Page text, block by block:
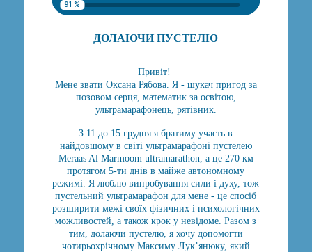
91 %
ДОЛАЮЧИ ПУСТЕЛЮ
Привіт!
Мене звати Оксана Рябова. Я - шукач пригод за
позовом серця, математик за освітою,
ультрамарафонець, рятівник.
З 11 до 15 грудня я братиму участь в
найдовшому в світі ультрамарафоні пустелею
Meraas Al Marmoom ultramarathon, а це 270 км
протягом 5-ти днів в майже автономному
режимі. Я люблю випробування сили і духу, тож
пустельний ультрамарафон для мене - це спосіб
розширити межі своїх фізичних і психологічних
можливостей, а також крок у невідоме. Разом з
тим, долаючи пустелю, я хочу допомогти
чотирьохрічному Максиму Лук’янюку, який